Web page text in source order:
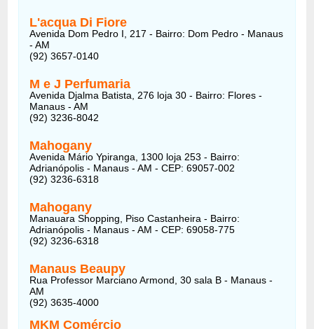
L'acqua Di Fiore
Avenida Dom Pedro I, 217 - Bairro: Dom Pedro - Manaus
- AM
(92) 3657-0140
M e J Perfumaria
Avenida Djalma Batista, 276 loja 30 - Bairro: Flores -
Manaus - AM
(92) 3236-8042
Mahogany
Avenida Mário Ypiranga, 1300 loja 253 - Bairro:
Adrianópolis - Manaus - AM - CEP: 69057-002
(92) 3236-6318
Mahogany
Manauara Shopping, Piso Castanheira - Bairro:
Adrianópolis - Manaus - AM - CEP: 69058-775
(92) 3236-6318
Manaus Beaupy
Rua Professor Marciano Armond, 30 sala B - Manaus -
AM
(92) 3635-4000
MKM Comércio